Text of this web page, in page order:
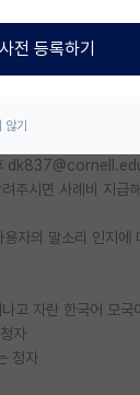
게시판
판
어학 연구 중인 박
실험 연구에 참여하
을 확인하시고 실험
주시면 사례비 지급
자의 말소리 인지에
고 자란 한국어 모국
자
청자
사전 등록하기
기